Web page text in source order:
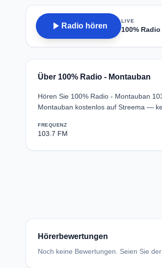
play_arrow Radio hören
LIVE
100%
Über 100% Radio - Montauban
Hören Sie 100% Radio - Montauban
Montauban kostenlos auf Streema —
FREQUENZ
103.7 FM
Hörerbewertungen
Noch keine Bewertungen. Seien Sie